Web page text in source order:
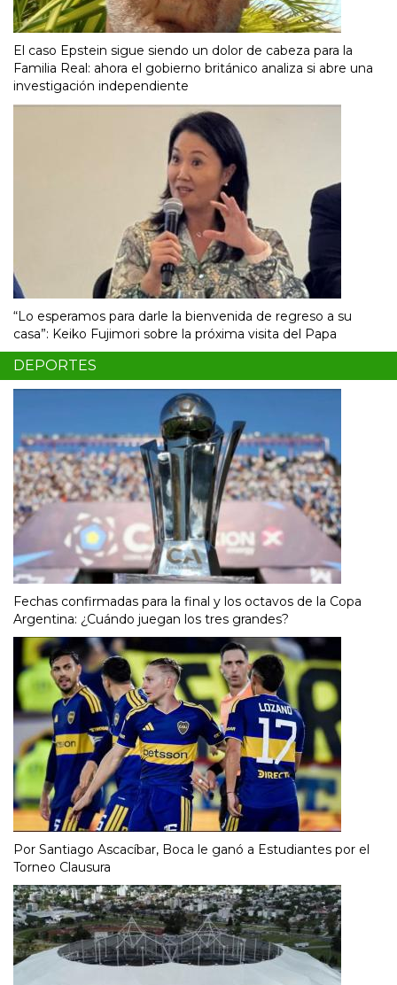
El caso Epstein sigue siendo un dolor de cabeza para la
Familia Real: ahora el gobierno británico analiza si abre una
investigación independiente
“Lo esperamos para darle la bienvenida de regreso a su
casa”: Keiko Fujimori sobre la próxima visita del Papa
DEPORTES
Fechas confirmadas para la final y los octavos de la Copa
Argentina: ¿Cuándo juegan los tres grandes?
Por Santiago Ascacíbar, Boca le ganó a Estudiantes por el
Torneo Clausura